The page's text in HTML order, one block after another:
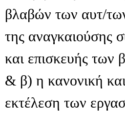
βλαβών των αυτ/
της αναγκαιούσης
και επισκευής των
& β) η κανονική
εκτέλεση των